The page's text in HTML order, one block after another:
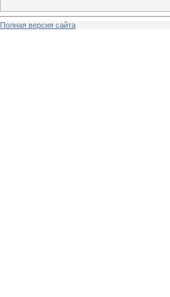
Полная версия сайта